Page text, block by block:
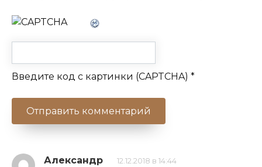
Введите код с картинки (CAPTCHA) *
Александр 12.12.2018 в 14:44